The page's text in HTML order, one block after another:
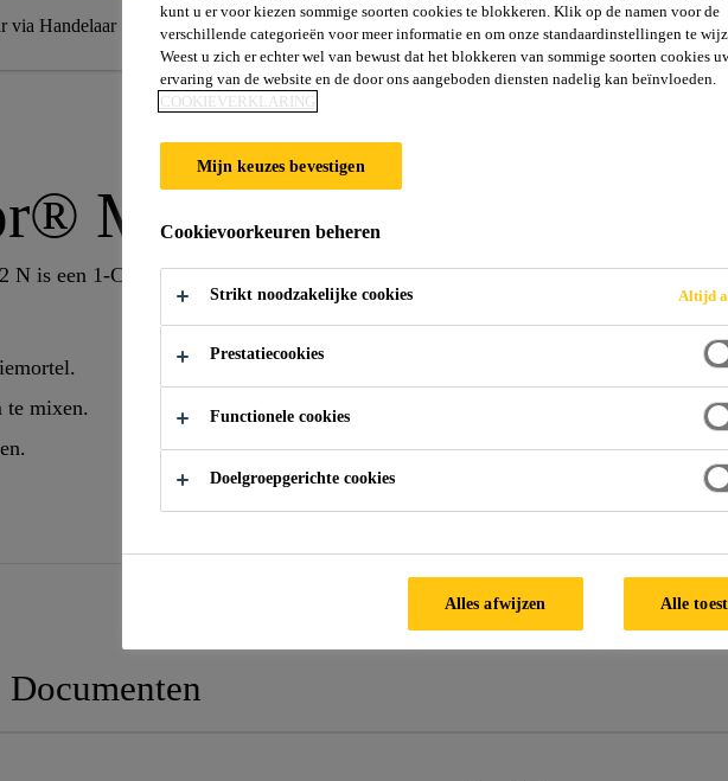
via Handelaar Industrie Over Ons Sika at Work Knowledge Center
Marine KG-202 N
is een 1-C lichtgewicht en nivellerende mortel gebaseerd op polymeer
te mixen.
Documenten
kunt u er voor kiezen sommige soorten cookies te blokkeren. Klik op de namen voor de
verschillende categorieën voor meer informatie en om onze standaardinstellingen te
Weest u zich er echter wel van bewust dat het blokkeren van sommige soorten cookies
ervaring van de website en de door ons aangeboden diensten nadelig kan beïnvloeden.
COOKIEVERKLARING
Mijn keuzes bevestigen
Cookievoorkeuren beheren
Strikt noodzakelijke cookies Altijd
Prestatiecookies
Functionele cookies
Doelgroepgerichte cookies
Alles afwijzen Alle